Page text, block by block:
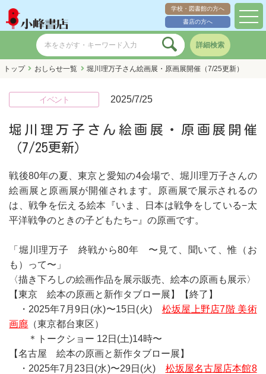
学校・図書館の方へ
書店の方へ
詳細検索
トップ おしらせ一覧 堀川理万子さん絵画展・原画展開催（7/25更新）
イベント 2025/7/25
堀川理万子さん絵画展・原画展開催
（7/25更新）
戦後80年の夏、東京と愛知の4会場で、堀川理万子さんの
絵画展と原画展が開催されます。原画展で展示されるの
は、戦争を伝える絵本『いま、日本は戦争をしている−太
平洋戦争のときの子どもたち−』の原画です。
「堀川理万子 終戦から80年 〜見て、聞いて、惟（お
も）って〜」
〈描き下ろしの絵画作品を展示販売、絵本の原画も展示〉
【東京 絵本の原画と新作タブロー展】【終了】
・2025年7月9日(水)〜15日(火) 松坂屋上野店7階 美術
画廊 （東京都台東区）
＊トークショー 12日(土)14時〜
【名古屋 絵本の原画と新作タブロー展】
・2025年7月23日(水)〜29日(火) 松坂屋名古屋店本館8